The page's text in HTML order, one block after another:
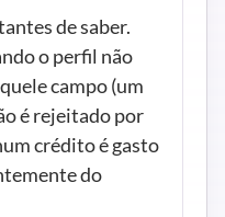
de saber.
o perfil não
campo (um
é rejeitado por
crédito é gasto
do